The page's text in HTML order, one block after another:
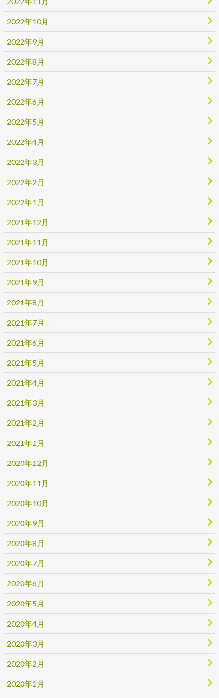
2022年10月
2022年9月
2022年8月
2022年7月
2022年6月
2022年5月
2022年4月
2022年3月
2022年2月
2022年1月
2021年12月
2021年11月
2021年10月
2021年9月
2021年8月
2021年7月
2021年6月
2021年5月
2021年4月
2021年3月
2021年2月
2021年1月
2020年12月
2020年11月
2020年10月
2020年9月
2020年8月
2020年7月
2020年6月
2020年5月
2020年4月
2020年3月
2020年2月
2020年1月